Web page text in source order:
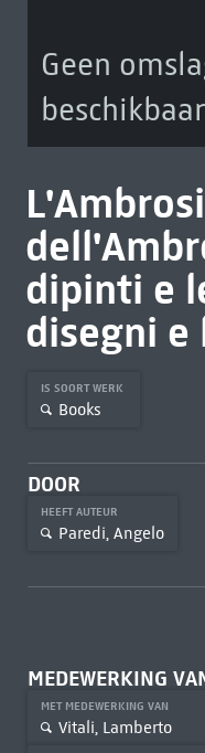
Geen
beschikbaar
dipinti e
disegni e
IS SOORT WERK
Books
DOOR
HEEFT AUTEUR
Paredi, Angelo
MEDEWERKING
MET MEDEWERKING VAN
Vitali, Lamberto